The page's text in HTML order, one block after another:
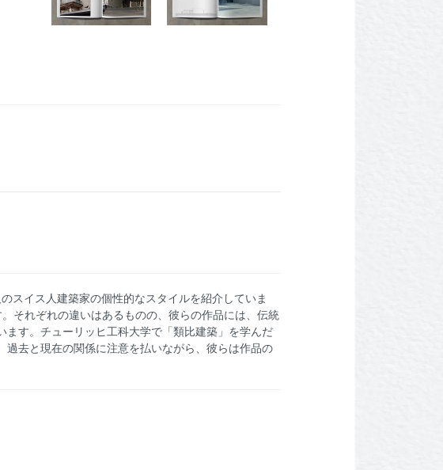
スイス人建築家の個性的なスタイルを紹介していま
それぞれの違いはあるものの、彼らの作品には、伝統
す。チューリッヒ工科大学で「類比建築」を学んだ
去と現在の関係に注意を払いながら、彼らは作品の